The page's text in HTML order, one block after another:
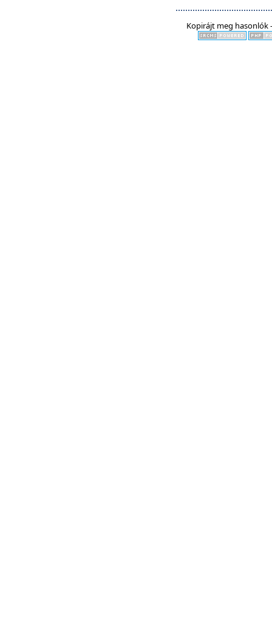
Kopirájt meg hasonlók